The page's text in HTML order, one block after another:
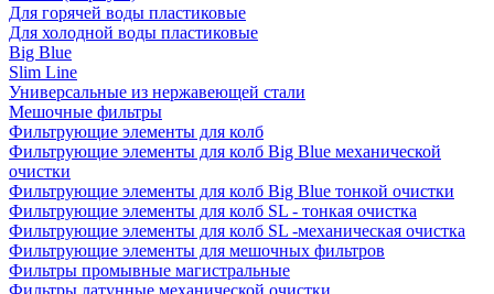
Для горячей воды пластиковые
Для холодной воды пластиковые
Big Blue
Slim Line
Универсальные из нержавеющей стали
Мешочные фильтры
Фильтрующие элементы для колб
Фильтрующие элементы для колб Big Blue механической
очистки
Фильтрующие элементы для колб Big Blue тонкой очистки
Фильтрующие элементы для колб SL - тонкая очистка
Фильтрующие элементы для колб SL -механическая очистка
Фильтрующие элементы для мешочных фильтров
Фильтры промывные магистральные
Фильтры латунные механической очистки